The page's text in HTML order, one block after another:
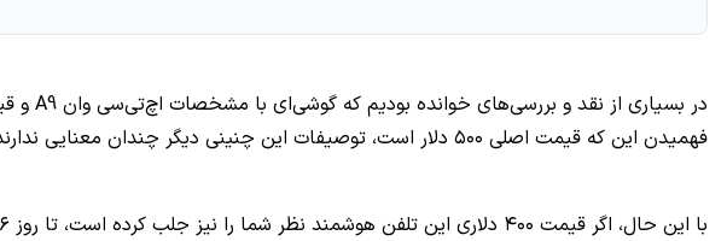
فهمیدن این که قیمت اصلی ۵۰۰ دلار است، توصیفات این چنینی دیگر چندان معنایی ندارند و از این پس نمی‌توان از قیمت وان A9 به‌عنوان نکته‌ای کلیدی در فروش یاد کرد.
با این حال، اگر قیمت ۴۰۰ دلاری این تلفن هوشمند نظر شما را نیز جلب کرده است، تا روز ۱۶ آبان فرصت دارید که آن را پیش‌خرید کنید.